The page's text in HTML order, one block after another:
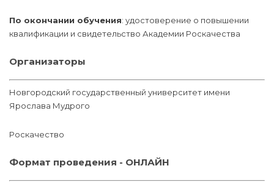
По окончании обучения: удостоверение о повышении
квалификации и свидетельство Академии Роскачества
Организаторы
Новгородский государственный университет имени
Ярослава Мудрого
Роскачество
Формат проведения - ОНЛАЙН